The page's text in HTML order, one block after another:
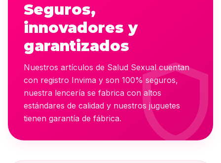
Seguros,
innovadores y
garantizados
Nuestros artículos de Salud Sexual cuentan
con registro Invima y son 100% seguros,
nuestra lencería se fabrica con altos
estándares de calidad y nuestros juguetes
tienen garantía de fábrica.